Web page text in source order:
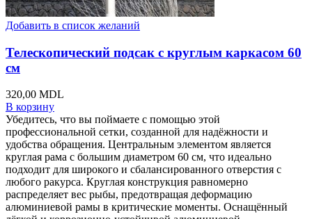
Добавить в список желаний
Телескопический подсак с круглым каркасом 60
см
320,00 MDL
В корзину
Убедитесь, что вы поймаете с помощью этой
профессиональной сетки, созданной для надёжности и
удобства обращения. Центральным элементом является
круглая рама с большим диаметром 60 см, что идеально
подходит для широкого и сбалансированного отверстия с
любого ракурса. Круглая конструкция равномерно
распределяет вес рыбы, предотвращая деформацию
алюминиевой рамы в критические моменты. Оснащённый